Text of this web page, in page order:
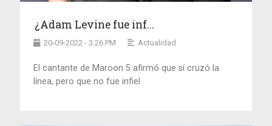
¿Adam Levine fue inf...
20-09-2022 - 3:26 PM Actualidad
El cantante de Maroon 5 afirmó que sí cruzó la
línea, pero que no fue infiel